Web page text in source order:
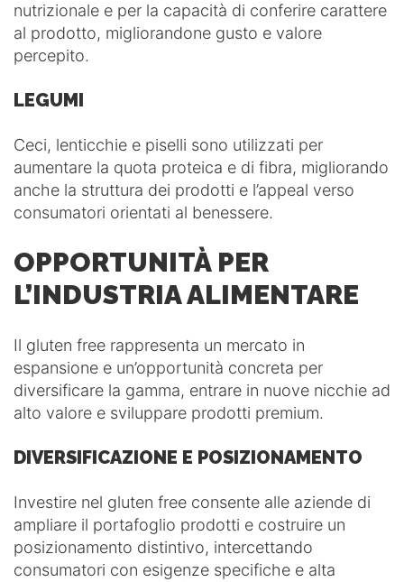
nutrizionale e per la capacità di conferire carattere
al prodotto, migliorandone gusto e valore
percepito.
LEGUMI
Ceci, lenticchie e piselli sono utilizzati per
aumentare la quota proteica e di fibra, migliorando
anche la struttura dei prodotti e l’appeal verso
consumatori orientati al benessere.
OPPORTUNITÀ PER
L’INDUSTRIA ALIMENTARE
Il gluten free rappresenta un mercato in
espansione e un’opportunità concreta per
diversificare la gamma, entrare in nuove nicchie ad
alto valore e sviluppare prodotti premium.
DIVERSIFICAZIONE E POSIZIONAMENTO
Investire nel gluten free consente alle aziende di
ampliare il portafoglio prodotti e costruire un
posizionamento distintivo, intercettando
consumatori con esigenze specifiche e alta